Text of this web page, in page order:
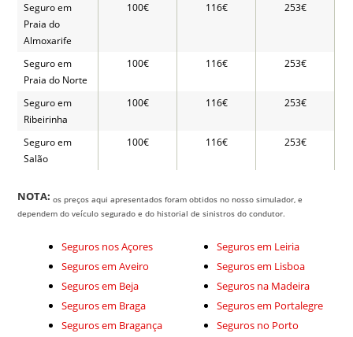
Seguro em
Praia do
Almoxarife
100€ 116€ 253€
Seguro em
Praia do Norte
100€ 116€ 253€
Seguro em
Ribeirinha
100€ 116€ 253€
Seguro em
Salão
100€ 116€ 253€
NOTA: os preços aqui apresentados foram obtidos no nosso simulador, e
dependem do veículo segurado e do historial de sinistros do condutor.
Seguros nos Açores
Seguros em Aveiro
Seguros em Beja
Seguros em Braga
Seguros em Bragança
Seguros em Leiria
Seguros em Lisboa
Seguros na Madeira
Seguros em Portalegre
Seguros no Porto